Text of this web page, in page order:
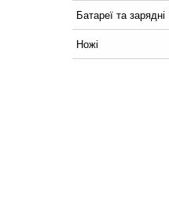
Батареї та зарядні
Ножі